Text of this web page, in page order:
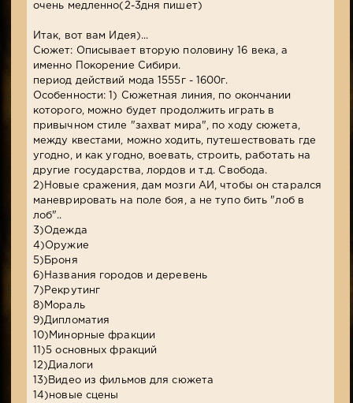
очень медленно(2-3дня пишет)
Итак, вот вам Идея)...
Сюжет: Описывает вторую половину 16 века, а
именно Покорение Сибири.
период действий мода 1555г - 1600г.
Особенности: 1) Сюжетная линия, по окончании
которого, можно будет продолжить играть в
привычном стиле "захват мира", по ходу сюжета,
между квестами, можно ходить, путешествовать где
угодно, и как угодно, воевать, строить, работать на
другие государства, лордов и т.д. Свобода.
2)Новые сражения, дам мозги АИ, чтобы он старался
маневрировать на поле боя, а не тупо бить "лоб в
лоб"..
3)Одежда
4)Оружие
5)Броня
6)Названия городов и деревень
7)Рекрутинг
8)Мораль
9)Дипломатия
10)Минорные фракции
11)5 основных фракций
12)Диалоги
13)Видео из фильмов для сюжета
14)новые сцены